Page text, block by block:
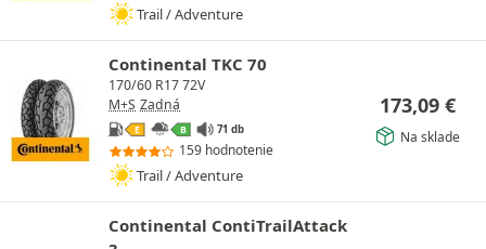
Trail / Adventure
Continental TKC 70
170/60 R17 72V
M+S Zadná
E B 71 db
159 hodnotenie
Trail / Adventure
173,09 €
Na sklade
Continental ContiTrailAttack